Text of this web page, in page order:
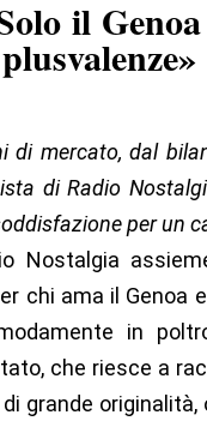
il
di mercato, dal
di Radio
per un
Nostalgia
chi ama il Genoa
in
che riesce a
grande